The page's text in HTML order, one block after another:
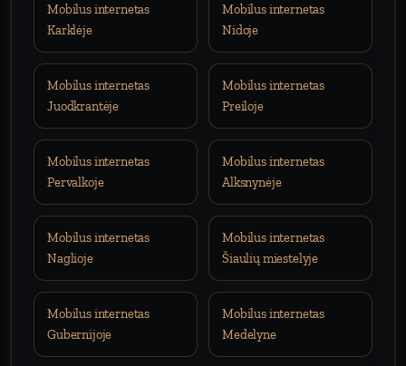
Mobilus internetas
Karklėje
Mobilus internetas
Nidoje
Mobilus internetas
Juodkrantėje
Mobilus internetas
Preiloje
Mobilus internetas
Pervalkoje
Mobilus internetas
Alksnynėje
Mobilus internetas
Naglioje
Mobilus internetas
Šiaulių miestelyje
Mobilus internetas
Gubernijoje
Mobilus internetas
Medelyne